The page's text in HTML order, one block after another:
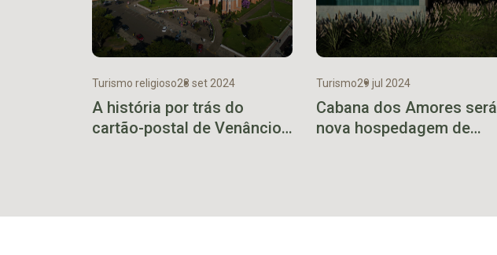
Turismo religioso28 set 2024
A história por trás do
cartão-postal de Venâncio
Turismo29 jul 2024
Cabana dos Amores será
nova hospedagem de